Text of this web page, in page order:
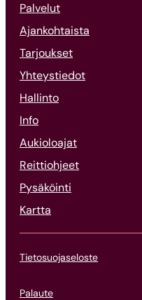
Palvelut
Ajankohtaista
Tarjoukset
Yhteystiedot
Hallinto
Info
Aukioloajat
Reittiohjeet
Pysäköinti
Kartta
Tietosuojaseloste
Palaute